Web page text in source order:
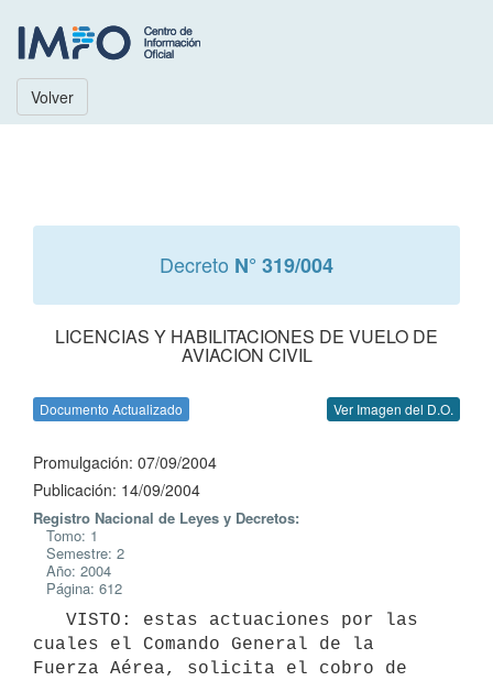
Volver
Decreto N° 319/004
LICENCIAS Y HABILITACIONES DE VUELO DE
AVIACION CIVIL
Documento Actualizado Ver Imagen del D.O.
Promulgación: 07/09/2004
Publicación: 14/09/2004
Registro Nacional de Leyes y Decretos:
Tomo: 1
Semestre: 2
Año: 2004
Página: 612
cuales el Comando General de la
Fuerza Aérea, solicita el cobro de